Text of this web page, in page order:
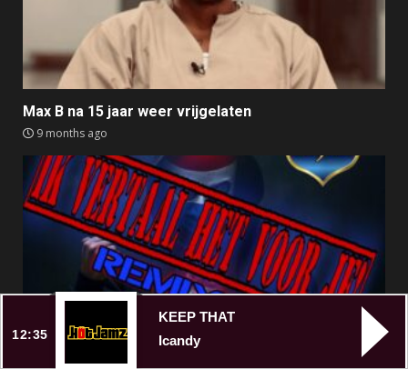
Max B na 15 jaar weer vrijgelaten
9 months ago
12:35
KEEP THAT
Icandy